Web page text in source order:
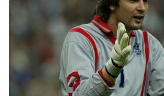
ІНТЕРВ'Ю
РІЗНЕ
БУКМЕКЕРИ